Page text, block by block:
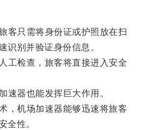
只需将身份证或护照放在扫
识别并验证身份信息。
检查，旅客将直接进入安全
器也能发挥巨大作用。
机场加速器能够迅速将旅客
全性。